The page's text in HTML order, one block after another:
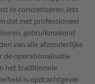
te concretiseren, iets
dat met professioneel
gebruikmakend
van alle afzonderlijke
de operationalisatie
het traditionele
is opdrachtgever